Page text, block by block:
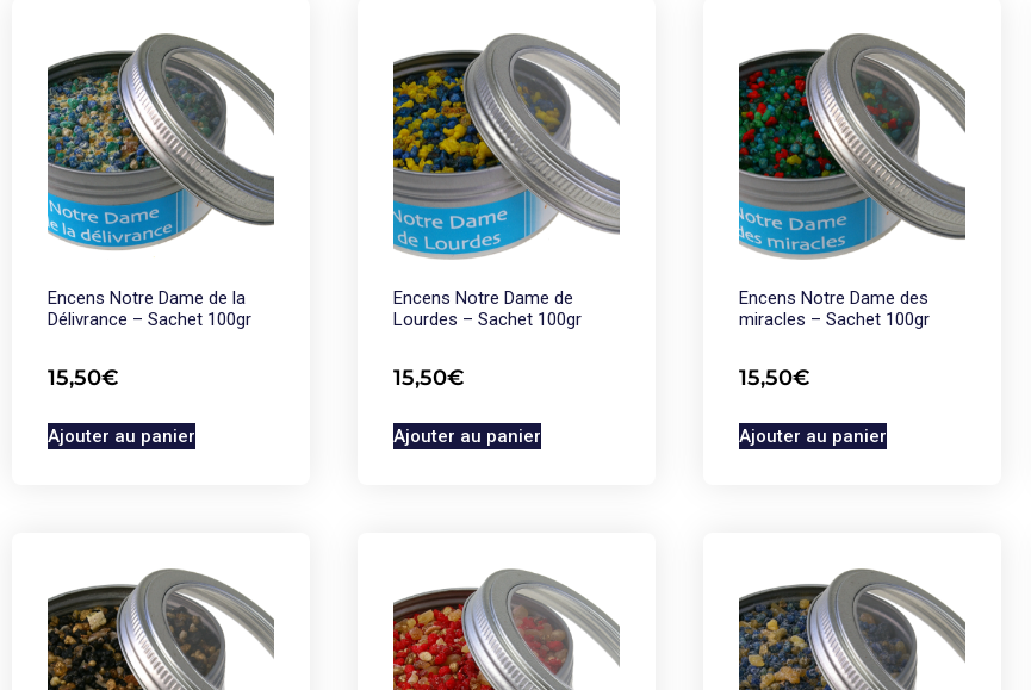
Encens Notre Dame de la
Délivrance – Sachet 100gr
15,50€
Ajouter au panier
Encens Notre Dame de
Lourdes – Sachet 100gr
15,50€
Ajouter au panier
Encens Notre Dame des
miracles – Sachet 100gr
15,50€
Ajouter au panier